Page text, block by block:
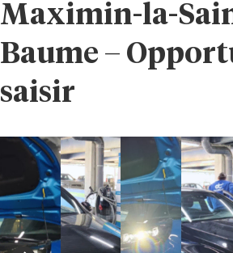
Maximin-la-
Baume –
saisir